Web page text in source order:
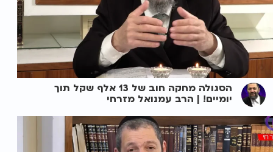
הסגולה מחקה חוב של 13 אלף שקל תוך
יומיים! | הרב עמנואל מזרחי